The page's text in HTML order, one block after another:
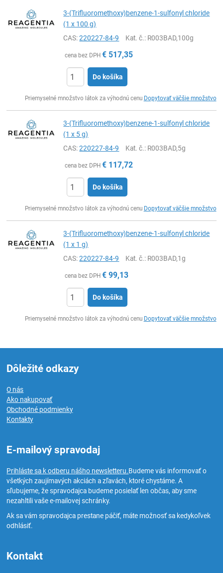
3-(Trifluoromethoxy)benzene-1-sulfonyl chloride
(1 x 100 g)
CAS:220227-84-9 Kat. č.: R003BAD,100g
cena bez DPH € 517,35
Do košíka
Priemyselné množstvo látok za výhodnú cenu Dopytovať väčšie množstvo
3-(Trifluoromethoxy)benzene-1-sulfonyl chloride
(1 x 5 g)
CAS:220227-84-9 Kat. č.: R003BAD,5g
cena bez DPH € 117,72
Do košíka
Priemyselné množstvo látok za výhodnú cenu Dopytovať väčšie množstvo
3-(Trifluoromethoxy)benzene-1-sulfonyl chloride
(1 x 1 g)
CAS:220227-84-9 Kat. č.: R003BAD,1g
cena bez DPH € 99,13
Do košíka
Priemyselné množstvo látok za výhodnú cenu Dopytovať väčšie množstvo
Dôležité odkazy
O nás
Ako nakupovať
Obchodné podmienky
Kontakty
E-mailový spravodaj
Prihláste sa k odberu nášho newsletteru.Budeme vás informovať o
všetkých zaujímavých akciách a zľavách, ktoré chystáme. A
sľubujeme, že spravodajca budeme posielať len občas, aby sme
nezahltili vaše e-mailovej schránky.
Ak sa vám spravodajca prestane páčiť, máte možnosť sa kedykoľvek
odhlásiť.
Kontakt